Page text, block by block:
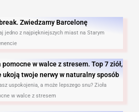
Zwiedzamy Barcelonę​
jedno z najpiękniejszych miast na Starym
pomocne w walce z stresem. Top 7 ziół,
ukoją twoje nerwy w naturalny sposób
uspokojenia, a może lepszego snu? Zioła
w walce z stresem